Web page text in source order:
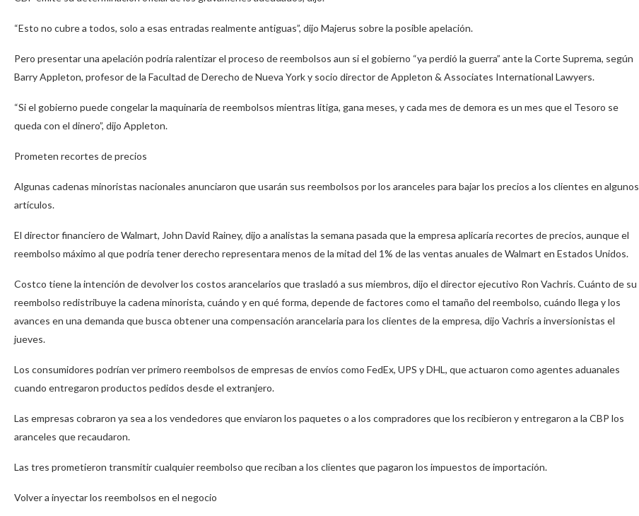
“Esto no cubre a todos, solo a esas entradas realmente antiguas”, dijo Majerus sobre la posible apelación.
Pero presentar una apelación podría ralentizar el proceso de reembolsos aun si el gobierno “ya perdió la guerra” ante la Corte Suprema, según
Barry Appleton, profesor de la Facultad de Derecho de Nueva York y socio director de Appleton & Associates International Lawyers.
“Si el gobierno puede congelar la maquinaria de reembolsos mientras litiga, gana meses, y cada mes de demora es un mes que el Tesoro se
queda con el dinero”, dijo Appleton.
Prometen recortes de precios
Algunas cadenas minoristas nacionales anunciaron que usarán sus reembolsos por los aranceles para bajar los precios a los clientes en algunos
artículos.
El director financiero de Walmart, John David Rainey, dijo a analistas la semana pasada que la empresa aplicaría recortes de precios, aunque el
reembolso máximo al que podría tener derecho representara menos de la mitad del 1% de las ventas anuales de Walmart en Estados Unidos.
Costco tiene la intención de devolver los costos arancelarios que trasladó a sus miembros, dijo el director ejecutivo Ron Vachris. Cuánto de su
reembolso redistribuye la cadena minorista, cuándo y en qué forma, depende de factores como el tamaño del reembolso, cuándo llega y los
avances en una demanda que busca obtener una compensación arancelaria para los clientes de la empresa, dijo Vachris a inversionistas el
jueves.
Los consumidores podrían ver primero reembolsos de empresas de envíos como FedEx, UPS y DHL, que actuaron como agentes aduanales
cuando entregaron productos pedidos desde el extranjero.
Las empresas cobraron ya sea a los vendedores que enviaron los paquetes o a los compradores que los recibieron y entregaron a la CBP los
aranceles que recaudaron.
Las tres prometieron transmitir cualquier reembolso que reciban a los clientes que pagaron los impuestos de importación.
Volver a inyectar los reembolsos en el negocio